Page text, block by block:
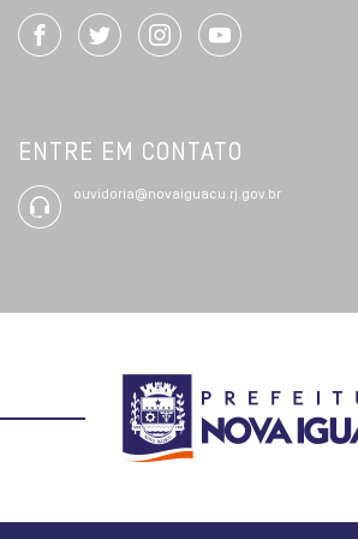
ENTRE EM CONTATO
ouvidoria@novaiguacu.rj.gov.br